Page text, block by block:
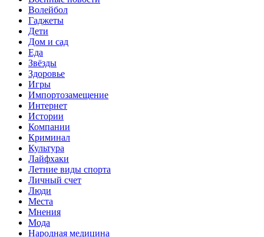
Волейбол
Гаджеты
Дети
Дом и сад
Еда
Звёзды
Здоровье
Игры
Импортозамещение
Интернет
Истории
Компании
Криминал
Культура
Лайфхаки
Летние виды спорта
Личный счет
Люди
Места
Мнения
Мода
Народная медицина